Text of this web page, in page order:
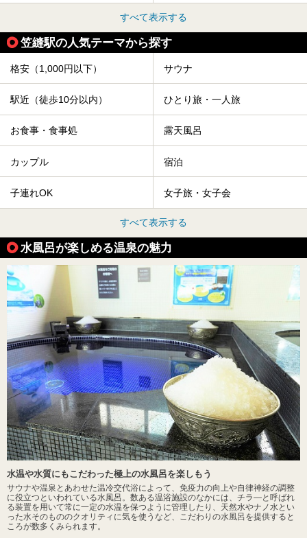
すべて表示する
笠縫駅の人気テーマから探す
格安（1,000円以下） サウナ
駅近（徒歩10分以内） ひとり旅・一人旅
お食事・食事処 露天風呂
カップル 宿泊
子連れOK 女子旅・女子会
すべて表示する
水風呂が楽しめる温泉の魅力
水温や水質にもこだわった極上の水風呂を楽しもう
サウナや温泉とあわせた温冷交代浴によって、免疫力の向上や自律神経の調整
に役立つといわれている水風呂。数ある温浴施設のなかには、チラ―と呼ばれ
る装置を用いて常に一定の水温を保つように管理したり、天然水やナノ水とい
った水そのもののクオリティに気を使うなど、こだわりの水風呂を提供すると
ころが数多くみられます。